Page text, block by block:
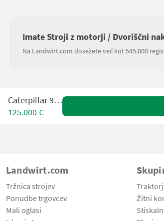
Imate Stroji z motorji / Dvoriščni
Na Landwirt.com dosežete več kot 545.000
Caterpillar 963K
125.000 €
Landwirt.com
Tržnica strojev
Ponudbe trgovcev
Mali oglasi
Žitni